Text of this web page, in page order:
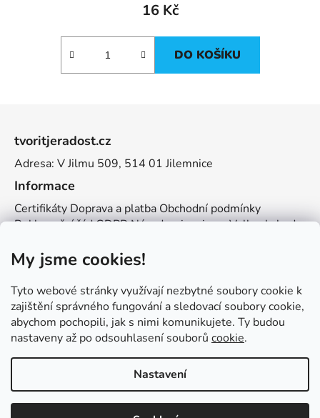
My jsme cookies!
Tyto webové stránky využívají nezbytné soubory cookie k
zajištění správného fungování a sledovací soubory cookie,
abychom pochopili, jak s nimi komunikujete. Ty budou
nastaveny až po odsouhlasení souborů cookie.
Nastavení
16 Kč
DO KOŠÍKU
tvoritjeradost.cz
Adresa: V Jilmu 509, 514 01 Jilemnice
Informace
Certifikáty Doprava a platba Obchodní podmínky
Reklamační řádGDPRNávody a inspiraceVelkoobchod
Kontakt
info@zemetvoreni.cz Míša:605 077 705
Adél:775 683 521
Zemětvoření
Vytvořil Shoptet